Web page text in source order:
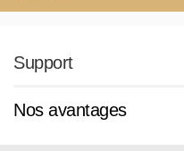
Support
Nos avantages